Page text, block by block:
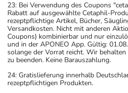
23: Bei Verwendung des Coupons
Rabatt auf ausgewählte Cetaphil-
rezeptpflichtige Artikel, Bücher,
Versandkosten. Nicht mit anderen
Coupons) kombinierbar und nur
und in der APONEO App. Gültig:
solange der Vorrat reicht. Wir
zu beenden. Keine Barauszahlung.
24: Gratislieferung innerhalb
rezeptpflichtigen Produkten.